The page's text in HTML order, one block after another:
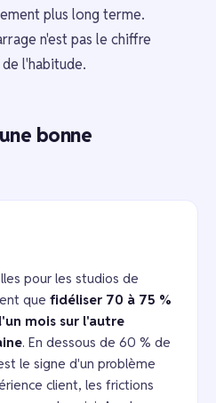
plus long terme.
n'est pas le chiffre
l'habitude.
bonne
pour les studios de
que fidéliser 70 à 75 %
mois sur l'autre
. En dessous de 60 % de
le signe d'un problème
client, les frictions